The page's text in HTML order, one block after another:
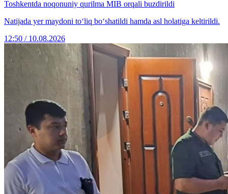
Toshkentda noqonuniy qurilma MIB orqali buzdirildi
Natijada yer maydoni to‘liq bo‘shatildi hamda asl holatiga keltirildi.
12:50 / 10.08.2026